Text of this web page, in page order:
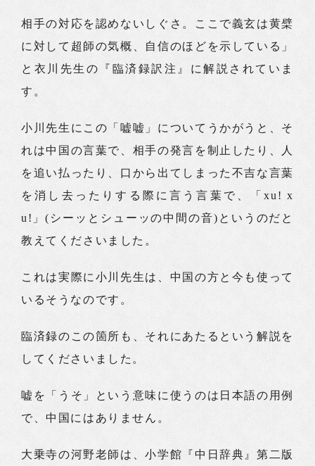
相手の対応を認めないしぐさ。ここで義玄は黄檗
に対して超師の気概、自信のほどを示している」
と衣川先生の『臨済録訳注』に解説されていま
す。
小川先生にこの「嘘嘘」についてうかがうと、そ
れは中国の言葉で、相手の発言を制止したり、人
を追い払ったり、口から出てしまった不吉な言葉
を消し去ったりする際に言う言葉で、「xu! x
u!」(シーッとシューッの中間の音)というのだと
教えてくださいました。
これは実際に小川先生は、中国の方と今も使って
いるそうなのです。
臨済録のこの箇所も、それにあたるという解説を
してくださいました。
嘘を「うそ」という意味に使うのは日本語の用例
で、中国にはありません。
大乗寺の河野老師は、小学館『中日辞典』第二版